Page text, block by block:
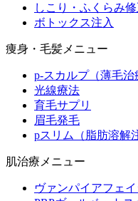
しこり・ふくらみ
ボトックス注入
痩身・毛髪メニュー
p-スカルプ（薄毛治
光線療法
育毛サプリ
眉毛発毛
pスリム（脂肪溶解
肌治療メニュー
ヴァンパイアフェ